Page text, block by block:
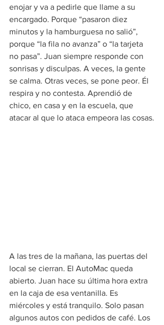
enojar y va a pedirle que llame a su
encargado. Porque “pasaron diez
minutos y la hamburguesa no salió”,
porque “la fila no avanza” o “la tarjeta
no pasa”. Juan siempre responde con
sonrisas y disculpas. A veces, la gente
se calma. Otras veces, se pone peor. Él
respira y no contesta. Aprendió de
chico, en casa y en la escuela, que
atacar al que lo ataca empeora las cosas.
A las tres de la mañana, las puertas del
local se cierran. El AutoMac queda
abierto. Juan hace su última hora extra
en la caja de esa ventanilla. Es
miércoles y está tranquilo. Solo pasan
algunos autos con pedidos de café. Los